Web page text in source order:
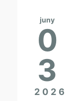
juny
0
3
2026